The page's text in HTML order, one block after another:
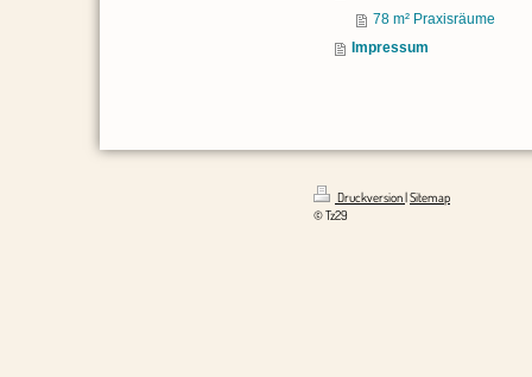
78 m² Praxisräume
Impressum
Druckversion|Sitemap
© Tz29